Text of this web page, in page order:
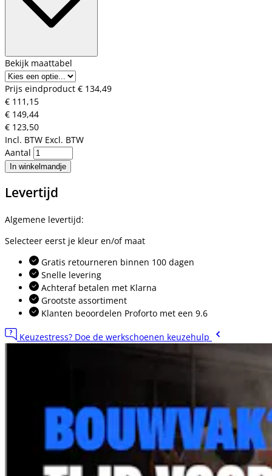
Bekijk maattabel
Prijs eindproduct € 134,49
€ 111,15
€ 149,44
€ 123,50
Incl. BTW Excl. BTW
Aantal
In winkelmandje
Levertijd
Algemene levertijd:
Selecteer eerst je kleur en/of maat
Gratis retourneren binnen 100 dagen
Snelle levering
Achteraf betalen met Klarna
Grootste assortiment
Klanten beoordelen Proforto met een 9.6
Keuzestress? Doe de werkschoenen keuzehulp